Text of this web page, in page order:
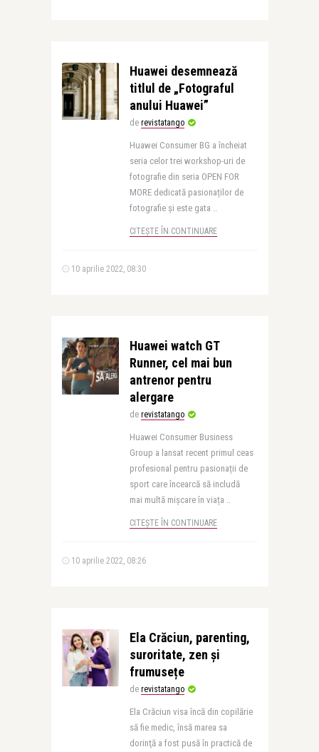
Huawei desemnează
titlul de „Fotograful
anului Huawei”
de revistatango
Huawei Consumer BG a încheiat
seria celor trei workshop-uri de
fotografie din seria OPEN FOR
MORE dedicată pasionaților de
fotografie și este gata ..
CITEȘTE ÎN CONTINUARE
10 aprilie 2022, 08:30
Huawei watch GT
Runner, cel mai bun
antrenor pentru
alergare
de revistatango
Huawei Consumer Business
Group a lansat recent primul ceas
profesional pentru pasionații de
sport care încearcă să includă
mai multă mișcare în viața ..
CITEȘTE ÎN CONTINUARE
10 aprilie 2022, 08:26
Ela Crăciun, parenting,
suroritate, zen și
frumusețe
de revistatango
Ela Crăciun visa încă din copilărie
să fie medic, însă marea sa
dorinţă a fost pusă în practică de